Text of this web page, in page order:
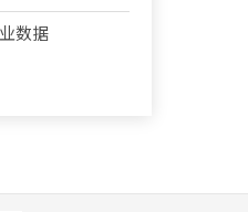
数据